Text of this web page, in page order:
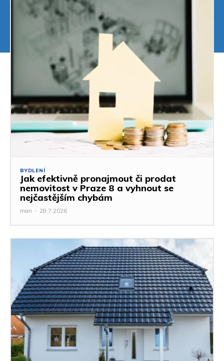
BYDLENÍ
Jak efektivně pronajmout či prodat
nemovitost v Praze 8 a vyhnout se
nejčastějším chybám
man - 28.7.2026